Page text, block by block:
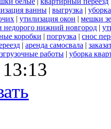
ванны | выгрузка |
| утилизация окон | мешки
недорого нижний новгород |
коробки | погрузка | снос
| аренда самосвала |
работы | уборка